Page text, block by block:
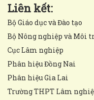
Liên kết:
Bộ Giáo dục và Đào tạo
Bộ Nông nghiệp và Môi
Cục Lâm nghiệp
Phân hiệu Đồng Nai
Phân hiệu Gia Lai
Trường THPT Lâm